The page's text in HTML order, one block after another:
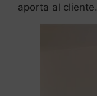
aporta al cliente.